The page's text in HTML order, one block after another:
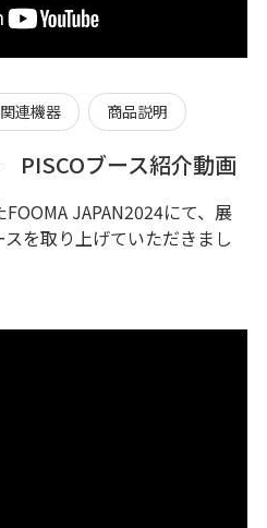
連機器 商品説明
PISCOブース紹介動画
JAPAN2024にて、展
スを取り上げていただきまし